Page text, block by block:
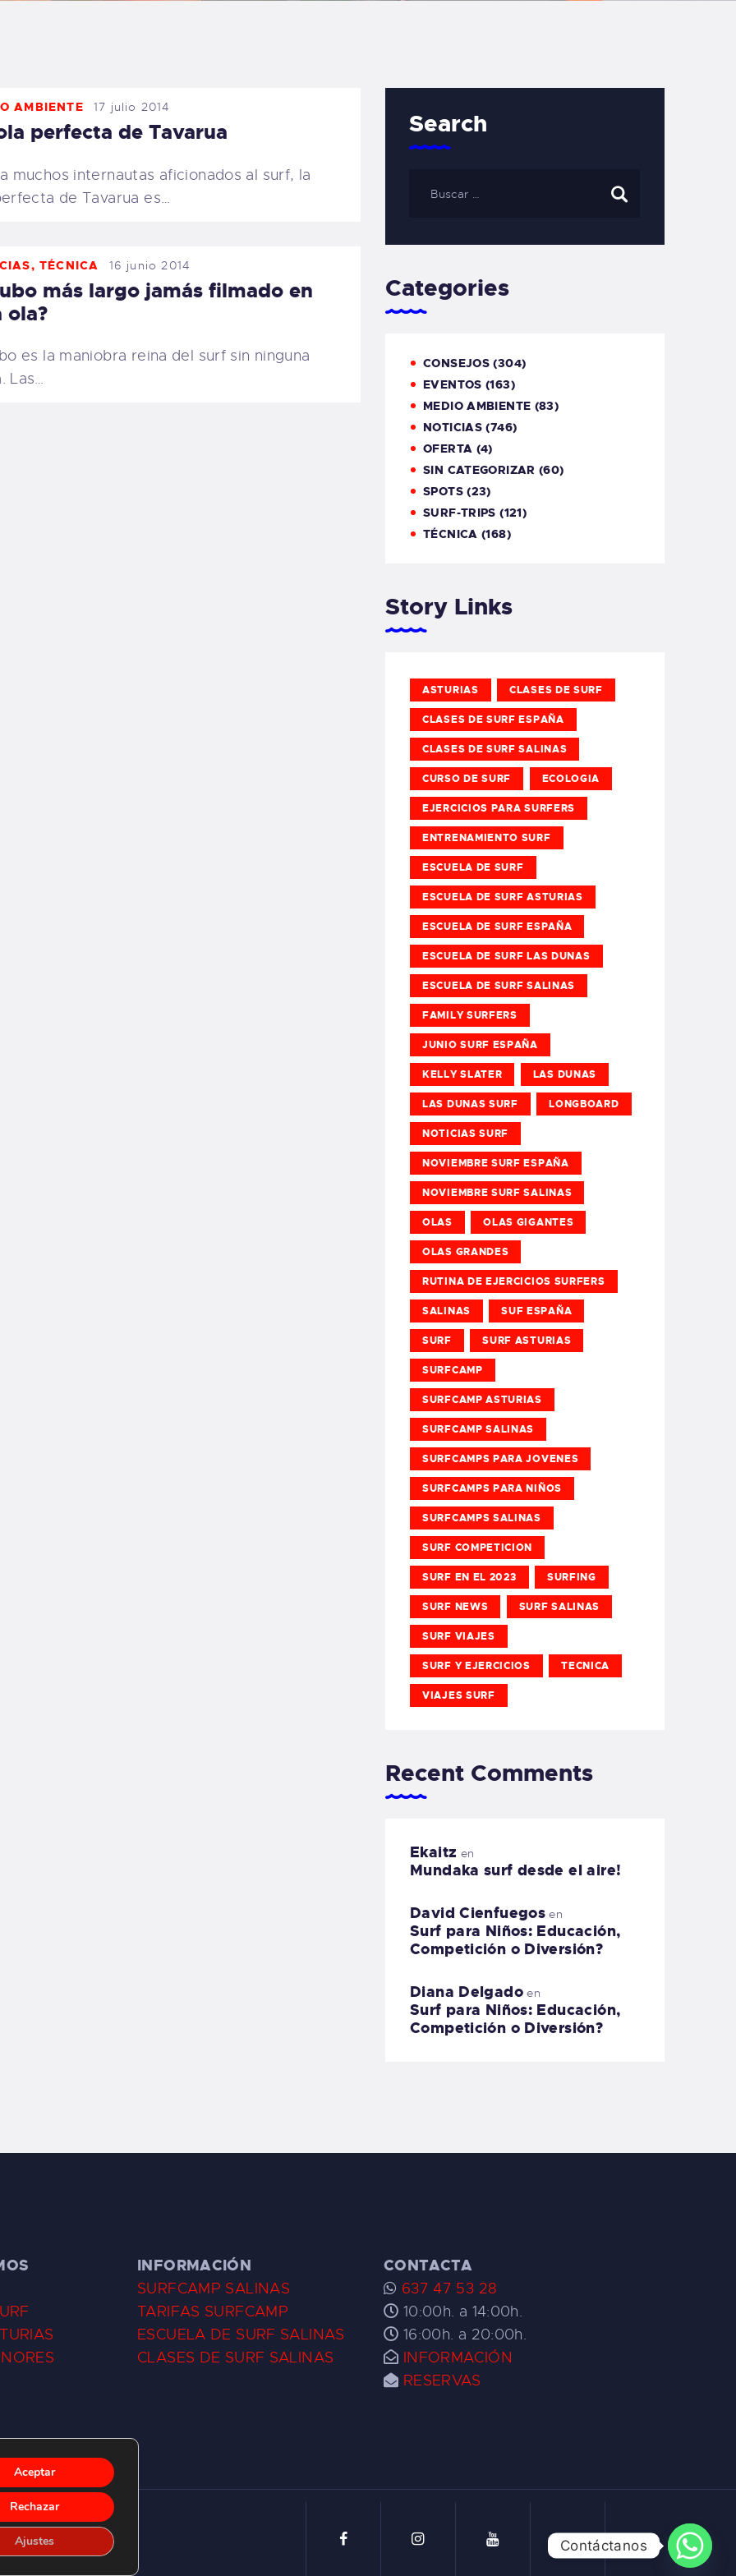
CARRITO
SALINAS
AMBIENTE 17 julio 2014
perfecta de Tavarua
muchos internautas aficionados al surf, la
de Tavarua es…
,TÉCNICA 16 junio 2014
más largo jamás filmado en
ola?
es la maniobra reina del surf sin ninguna
Las…
Search
Categories
CONSEJOS (304)
EVENTOS (163)
MEDIO AMBIENTE (83)
NOTICIAS (746)
OFERTA (4)
SIN CATEGORIZAR (60)
SPOTS(23)
SURF-TRIPS (121)
TÉCNICA (168)
Story Links
ASTURIAS CLASES DE SURF
CLASES DE SURF ESPAÑA
CLASES DE SURF SALINAS
CURSO DE SURF ECOLOGIA
EJERCICIOS PARA SURFERS
ENTRENAMIENTO SURF
ESCUELA DE SURF
ESCUELA DE SURF ASTURIAS
ESCUELA DE SURF ESPAÑA
ESCUELA DE SURF LAS DUNAS
ESCUELA DE SURF SALINAS
FAMILY SURFERS
JUNIO SURF ESPAÑA
KELLY SLATER LAS DUNAS
LAS DUNAS SURF LONGBOARD
NOTICIAS SURF
NOVIEMBRE SURF ESPAÑA
NOVIEMBRE SURF SALINAS
OLAS OLAS GIGANTES
OLAS GRANDES
RUTINA DE EJERCICIOS SURFERS
SALINAS SUF ESPAÑA
SURF SURF ASTURIAS
SURFCAMP
SURFCAMP ASTURIAS
SURFCAMP SALINAS
SURFCAMPS PARA JOVENES
SURFCAMPS PARA NIÑOS
SURFCAMPS SALINAS
SURF COMPETICION
SURF EN EL 2023 SURFING
SURF NEWS SURF SALINAS
SURF VIAJES
SURF Y EJERCICIOS TECNICA
VIAJES SURF
Recent Comments
Ekaitz en
Mundaka surf desde el aire!
David Cienfuegos en
Surf para Niños: Educación,
Competición o Diversión?
Diana Delgadoen
Surf para Niños: Educación,
Competición o Diversión?
INFORMACIÓN
SURFCAMP SALINAS
TARIFAS SURFCAMP
ESCUELA DE SURF SALINAS
CLASES DE SURF SALINAS
CONTACTA
637 47 53 28
10:00h. a 14:00h.
16:00h. a 20:00h.
INFORMACIÓN
RESERVAS
Aceptar
Rechazar
Ajustes Contáctanos